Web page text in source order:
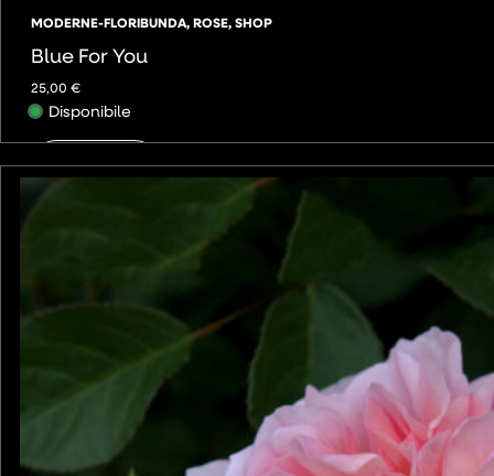
MODERNE-FLORIBUNDA,ROSE,SHOP
Blue For You
25,00 €
Disponibile
AGGIUNGI